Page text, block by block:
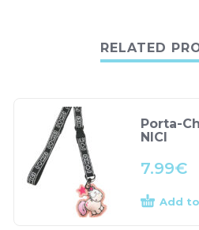
RELATED
Porta-
NICI
7.99€
Add